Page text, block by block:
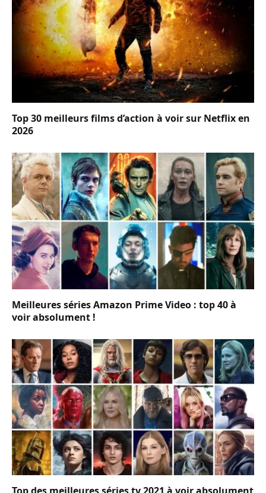
Top 30 meilleurs films d’action à voir sur Netflix en
2026
Meilleures séries Amazon Prime Video : top 40 à
voir absolument !